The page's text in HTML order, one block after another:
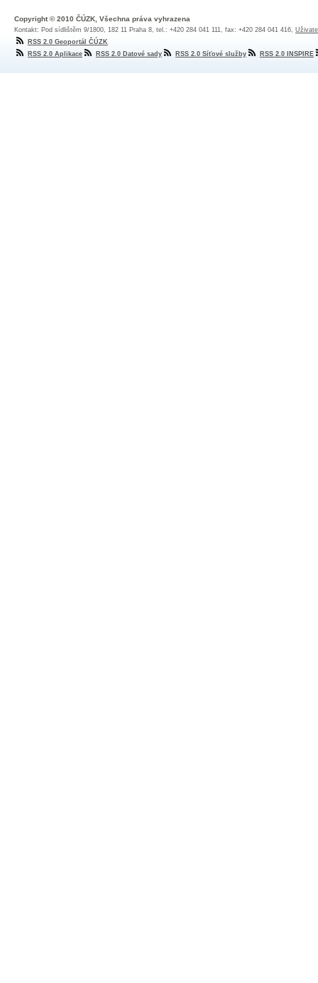
Copyright © 2010 ČÚZK, Všechna práva vyhrazena
Kontakt: Pod sídlištěm 9/1800, 182 11 Praha 8, tel.: +420 284 041 111, fax: +420 284 041 416,
RSS 2.0 Geoportál ČÚZK
RSS 2.0 Aplikace
RSS 2.0 Datové sady RSS 2.0 Síťové služby RSS 2.0 INSPIRE